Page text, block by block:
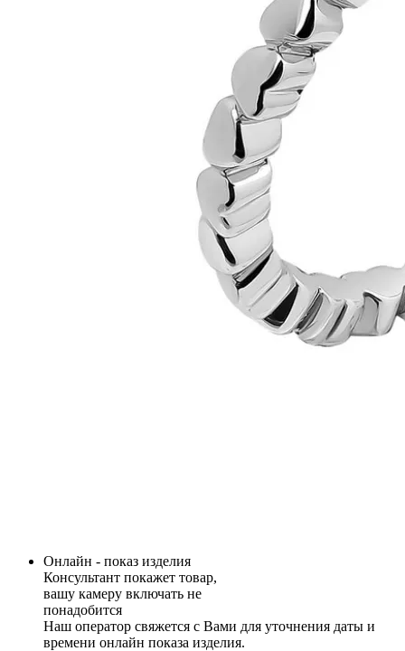
Онлайн - показ изделия
Консультант покажет товар,
вашу камеру включать не
понадобится
Наш оператор свяжется с Вами для уточнения даты и
времени онлайн показа изделия.